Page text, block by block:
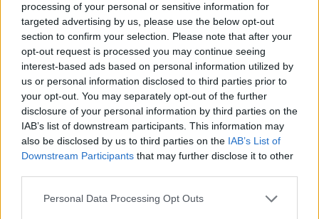
processing of your personal or sensitive information for
targeted advertising by us, please use the below opt-out
section to confirm your selection. Please note that after your
opt-out request is processed you may continue seeing
interest-based ads based on personal information utilized by
us or personal information disclosed to third parties prior to
your opt-out. You may separately opt-out of the further
disclosure of your personal information by third parties on the
IAB’s list of downstream participants. This information may
also be disclosed by us to third parties on the IAB’s List of
Downstream Participants that may further disclose it to other
Personal Data Processing Opt Outs
Πριν 23 ημέρες
Σύμπραξη Δημιουργίας: «Πρόκληση» οι 104.000 ευρώ για
τρεις παραστάσεις